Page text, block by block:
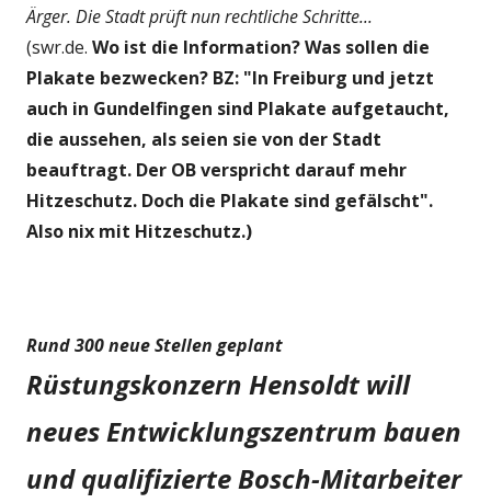
Ärger. Die Stadt prüft nun rechtliche Schritte...
(swr.de. Wo ist die Information? Was sollen die
Plakate bezwecken? BZ: "In Freiburg und jetzt
auch in Gundelfingen sind Plakate aufgetaucht,
die aussehen, als seien sie von der Stadt
beauftragt. Der OB verspricht darauf mehr
Hitzeschutz. Doch die Plakate sind gefälscht".
Also nix mit Hitzeschutz.)
Rund 300 neue Stellen geplant
Rüstungskonzern Hensoldt will
neues Entwicklungszentrum bauen
und qualifizierte Bosch-Mitarbeiter